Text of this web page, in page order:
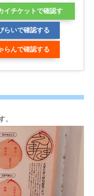
イチケットで確認す
らいで確認する
らんで確認する
。